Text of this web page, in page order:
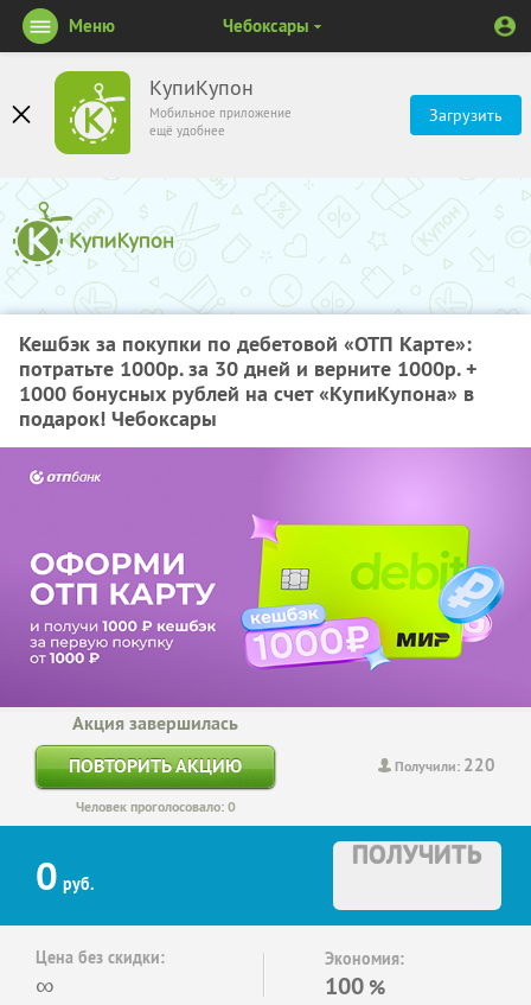
КупиКупон
Мобильное приложение
ещё удобнее
Загрузить
Меню Чебоксары
Кешбэк за покупки по дебетовой «ОТП Карте»:
потратьте 1000р. за 30 дней и верните 1000р. +
1000 бонусных рублей на счет «КупиКупона» в
подарок! Чебоксары
Получили: 220
Акция завершилась
ПОВТОРИТЬ АКЦИЮ
Человек проголосовало: 0
0 руб.
ПОЛУЧИТЬ
Цена без скидки:
∞
Экономия:
100 %